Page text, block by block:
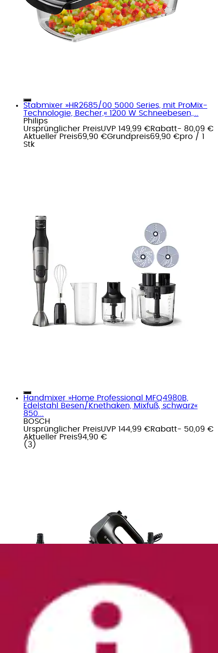
Stabmixer »HR2685/00 5000 Series, mit ProMix-
Technologie, Becher,« 1200 W Schneebesen,...
Philips
Ursprünglicher PreisUVP 149,99 €Rabatt- 80,09 €
Aktueller Preis69,90 €Grundpreis69,90 €pro / 1
Stk
Handmixer »Home Professional MFQ4980B,
Edelstahl Besen/Knethaken, Mixfuß, schwarz«
850...
BOSCH
Ursprünglicher PreisUVP 144,99 €Rabatt- 50,09 €
Aktueller Preis94,90 €
( 3 )